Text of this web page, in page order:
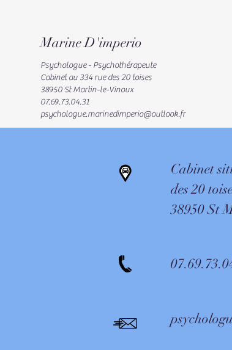
Marine D'imperio
Psychologue - Psychothérapeute
Cabinet au 334 rue des 20 toises
38950 St Martin-le-Vinoux
07.69.73.04.31
psychologue.marinedimperio@outlook.fr
Cabinet
des 20
38950 St